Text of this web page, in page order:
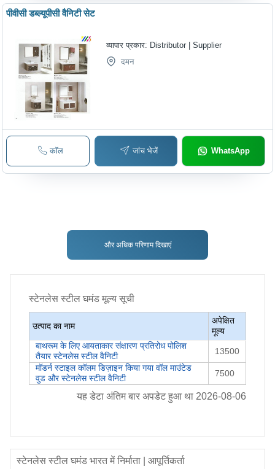
पीवीसी डब्ल्यूपीसी वैनिटी सेट
व्यापार प्रकार: Distributor | Supplier
दमन
कॉल जांच भेजें WhatsApp
और अधिक परिणाम दिखाएं
स्टेनलेस स्टील घमंड मूल्य सूची
उत्पाद का नाम
अपेक्षित
मूल्य
बाथरूम के लिए आयताकार संक्षारण प्रतिरोध पोलिश
तैयार स्टेनलेस स्टील वैनिटी
13500
मॉडर्न स्टाइल कॉलम डिज़ाइन किया गया वॉल माउंटेड
वुड और स्टेनलेस स्टील वैनिटी
7500
यह डेटा अंतिम बार अपडेट हुआ था 2026-08-06
स्टेनलेस स्टील घमंड भारत में निर्माता | आपूर्तिकर्ता